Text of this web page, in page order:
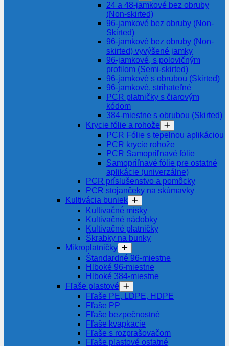
24 a 48-jamkové bez obruby
(Non-skirted)
96-jamkové bez obruby (Non-
Skirted)
96-jamkové bez obruby (Non-
skirted) vyvýšené jamky
96-jamkové, s polovičným
profilom (Semi-skirted)
96-jamkové s obrubou (Skirted)
96-jamkové, strihateľné
PCR platničky s čiarovým
kódom
384-miestne s obrubou (Skirted)
Krycie fólie a rohože
PCR Fólie s tepelnou aplikáciou
PCR krycie rohože
PCR Samopriľnavé fólie
Samopriľnavé fólie pre ostatné
aplikácie (univerzálne)
PCR príslušenstvo a pomôcky
PCR stojančeky na skúmavky
Kultivácia buniek
Kultivačné misky
Kultivačné nádobky
Kultivačné platničky
Škrabky na bunky
Mikroplatničky
Štandardné 96-miestne
Hlboké 96-miestne
Hlboké 384-miestne
Fľaše plastové
Fľaše PE, LDPE, HDPE
Fľaše PP
Fľaše bezpečnostné
Fľaše kvapkacie
Fľaše s rozprašovačom
Fľaše plastové ostatné